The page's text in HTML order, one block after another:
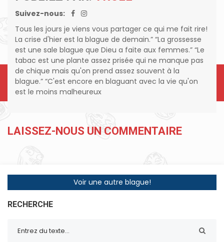
Suivez-nous:
Tous les jours je viens vous partager ce qui me fait rire!
La crise d'hier est la blague de demain.” “La grossesse
est une sale blague que Dieu a faite aux femmes.” “Le
tabac est une plante assez prisée qui ne manque pas
de chique mais qu'on prend assez souvent à la
blague.” “C'est encore en blaguant avec la vie qu'on
est le moins malheureux
LAISSEZ-NOUS UN COMMENTAIRE
Voir une autre blague!
RECHERCHE